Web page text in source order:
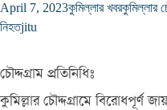
April 7, 2023কুমিল্লার খবরকুমিল্লার
নিহতjitu
চৌদ্দগ্রাম প্রতিনিধিঃ
কুমিল্লার চৌদ্দগ্রামে বিরোধপূর্ণ